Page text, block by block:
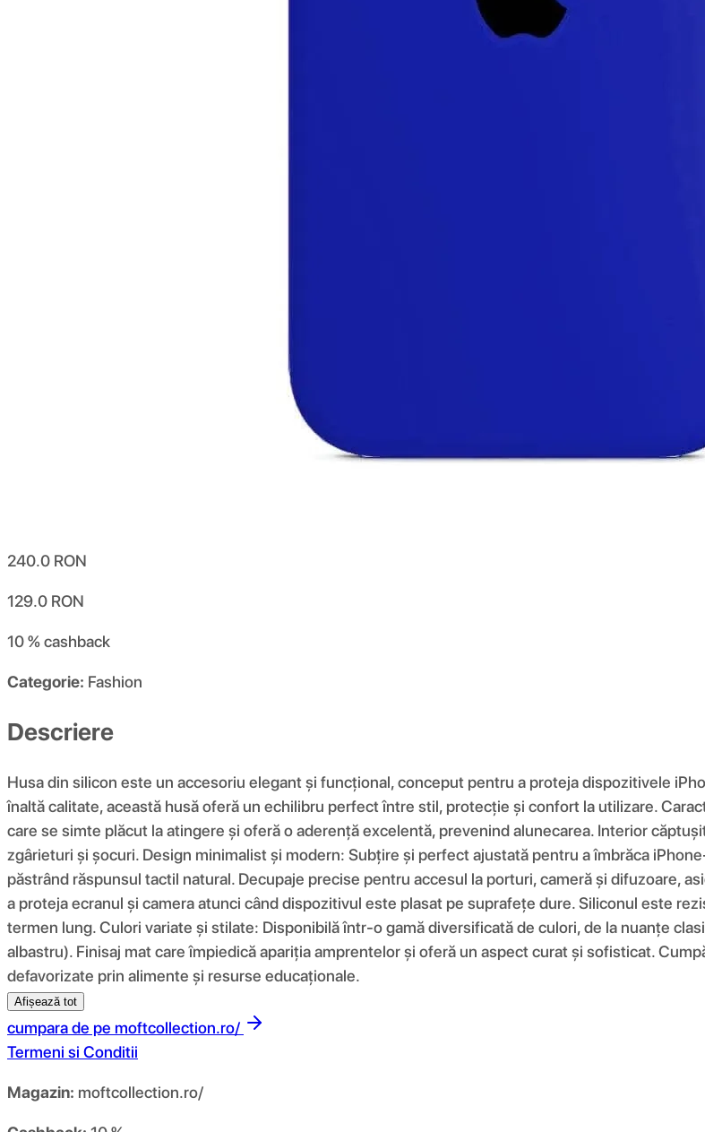
240.0 RON
129.0 RON
10 %cashback
Categorie: Fashion
Descriere
Husa din silicon este un accesoriu elegant și funcțional, conceput pentru a proteja dispozitivele
înaltă calitate, această husă oferă un echilibru perfect între stil, protecție și confort la utilizare.
care se simte plăcut la atingere și oferă o aderență excelentă, prevenind alunecarea. Interior
zgârieturi și șocuri. Design minimalist și modern: Subțire și perfect ajustată pentru a îmbrăca
păstrând răspunsul tactil natural. Decupaje precise pentru accesul la porturi, cameră și difuzoare,
a proteja ecranul și camera atunci când dispozitivul este plasat pe suprafețe dure. Siliconul este
termen lung. Culori variate și stilate: Disponibilă într-o gamă diversificată de culori, de la nuanțe
albastru). Finisaj mat care împiedică apariția amprentelor și oferă un aspect curat și sofisticat.
defavorizate prin alimente și resurse educaționale.
Afișează tot
cumpara de pe moftcollection.ro/
Termeni si Conditii
Magazin: moftcollection.ro/